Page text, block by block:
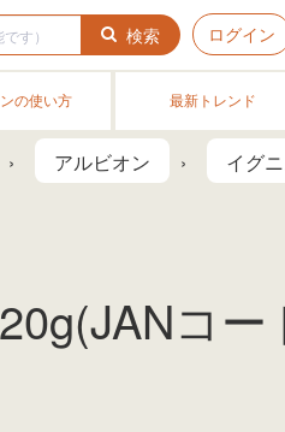
検索 ログイン
の使い方 最新トレンド
アルビオン イグ
コー